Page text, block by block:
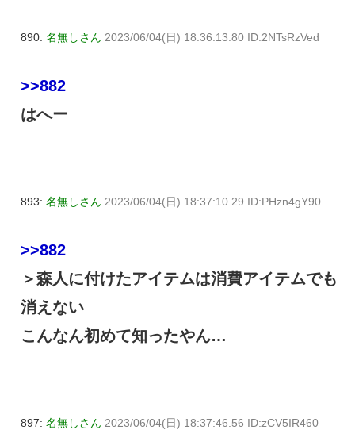
890: 名無しさん 2023/06/04(日) 18:36:13.80 ID:2NTsRzVed
>>882
はへー
893: 名無しさん 2023/06/04(日) 18:37:10.29 ID:PHzn4gY90
>>882
＞森人に付けたアイテムは消費アイテムでも
消えない
こんなん初めて知ったやん…
897: 名無しさん 2023/06/04(日) 18:37:46.56 ID:zCV5IR460